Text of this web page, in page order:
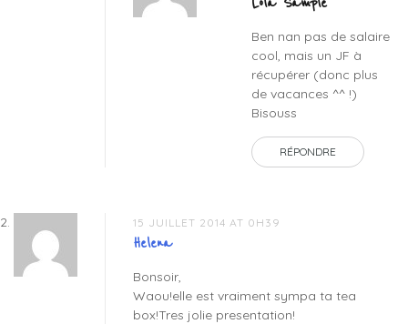
Ben nan pas de salaire
cool, mais un JF à
récupérer (donc plus
de vacances ^^ !)
Bisouss
RÉPONDRE
15 JUILLET 2014 AT 0H39
Helena
Bonsoir,
Waou!elle est vraiment sympa ta tea
box!Tres jolie presentation!